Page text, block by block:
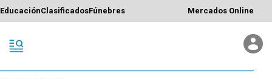
EducaciónClasificadosFúnebres Mercados Online